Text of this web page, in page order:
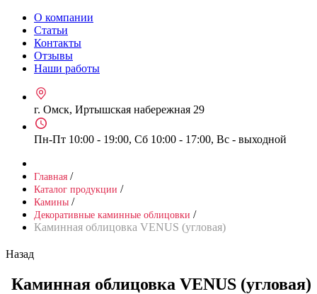
О компании
Статьи
Контакты
Отзывы
Наши работы
г. Омск, Иртышская набережная 29
Пн-Пт 10:00 - 19:00, Сб 10:00 - 17:00, Вс - выходной
Главная /
Каталог продукции /
Камины /
Декоративные каминные облицовки /
Каминная облицовка VENUS (угловая)
Назад
Каминная облицовка VENUS (угловая)